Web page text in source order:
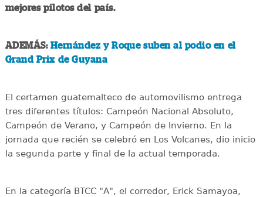
mejores pilotos del país.
ADEMÁS: Hernández y Roque suben al podio en el
Grand Prix de Guyana
El certamen guatemalteco de automovilismo entrega
tres diferentes títulos: Campeón Nacional Absoluto,
Campeón de Verano, y Campeón de Invierno. En la
jornada que recién se celebró en Los Volcanes, dio inicio
la segunda parte y final de la actual temporada.
En la categoría BTCC "A", el corredor, Erick Samayoa,